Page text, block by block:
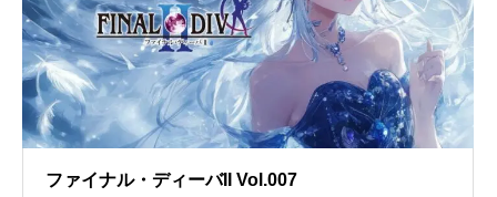
ファイナル・ディーバII Vol.007